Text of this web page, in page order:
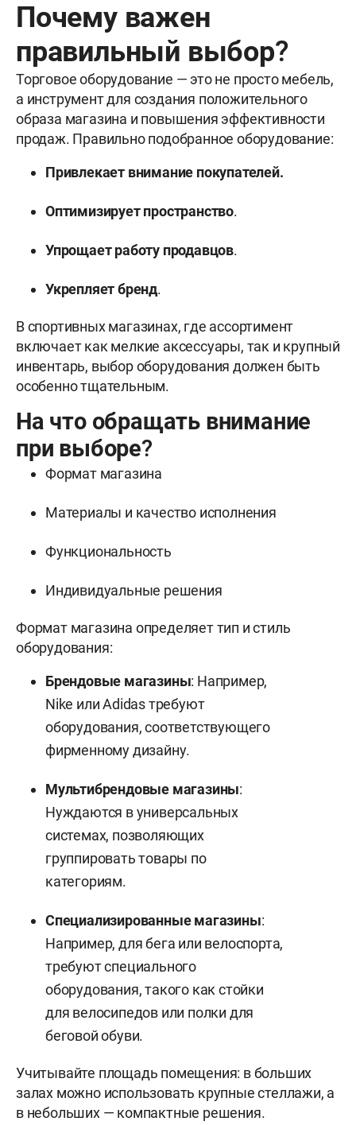
Почему важен
правильный выбор?
Торговое оборудование — это не просто мебель,
а инструмент для создания положительного
образа магазина и повышения эффективности
продаж. Правильно подобранное оборудование:
Привлекает внимание покупателей.
Оптимизирует пространство.
Упрощает работу продавцов.
Укрепляет бренд.
В спортивных магазинах, где ассортимент
включает как мелкие аксессуары, так и крупный
инвентарь, выбор оборудования должен быть
особенно тщательным.
На что обращать внимание
при выборе?
Формат магазина
Материалы и качество исполнения
Функциональность
Индивидуальные решения
Формат магазина определяет тип и стиль
оборудования:
Брендовые магазины: Например,
Nike или Adidas требуют
оборудования, соответствующего
фирменному дизайну.
Мультибрендовые магазины:
Нуждаются в универсальных
системах, позволяющих
группировать товары по
категориям.
Специализированные магазины:
Например, для бега или велоспорта,
требуют специального
оборудования, такого как стойки
для велосипедов или полки для
беговой обуви.
Учитывайте площадь помещения: в больших
залах можно использовать крупные стеллажи, а
в небольших — компактные решения.